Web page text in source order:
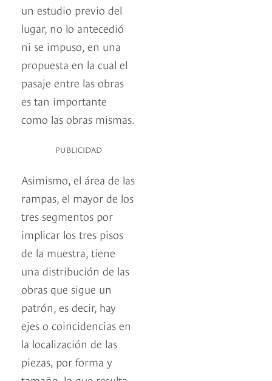
un estudio previo del
lugar, no lo antecedió
ni se impuso, en una
propuesta en la cual el
pasaje entre las obras
es tan importante
como las obras mismas.
PUBLICIDAD
Asimismo, el área de las
rampas, el mayor de los
tres segmentos por
implicar los tres pisos
de la muestra, tiene
una distribución de las
obras que sigue un
patrón, es decir, hay
ejes o coincidencias en
la localización de las
piezas, por forma y